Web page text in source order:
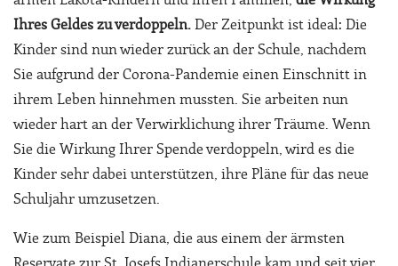
Ihres Geldes zu verdoppeln. Der Zeitpunkt ist ideal: Die
Kinder sind nun wieder zurück an der Schule, nachdem
Sie aufgrund der Corona-Pandemie einen Einschnitt in
ihrem Leben hinnehmen mussten. Sie arbeiten nun
wieder hart an der Verwirklichung ihrer Träume. Wenn
Sie die Wirkung Ihrer Spende verdoppeln, wird es die
Kinder sehr dabei unterstützen, ihre Pläne für das neue
Schuljahr umzusetzen.
Wie zum Beispiel Diana, die aus einem der ärmsten
Reservate zur St. Josefs Indianerschule kam und seit vier